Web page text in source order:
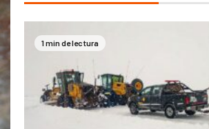
1 min de lectura